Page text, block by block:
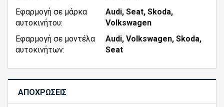
Εφαρμογή σε μάρκα
αυτοκινήτου:
Audi, Seat, Skoda,
Volkswagen
Εφαρμογή σε μοντέλα
αυτοκινήτων:
Audi, Volkswagen, Skoda,
Seat
ΑΠΟΧΡΏΣΕΙΣ